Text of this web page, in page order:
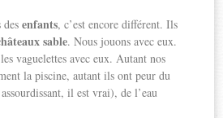
desenfants, c’est encore différent. Ils
sable. Nous jouons avec eux.
vaguelettes avec eux. Autant nos
la piscine, autant ils ont peur du
il est vrai), de l’eau